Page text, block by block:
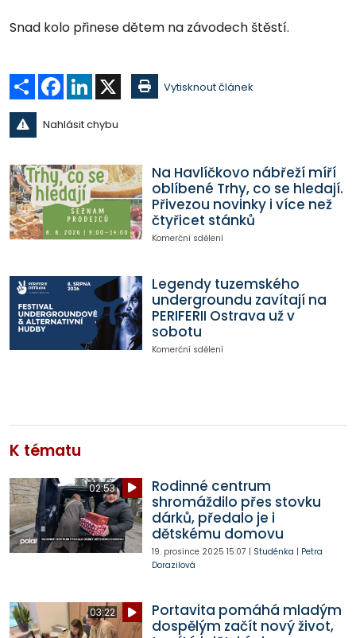
Snad kolo přinese dětem na závodech štěstí.
Sdílet Facebook
LinkedIn Vytisknout článek
Nahlásit chybu
Na Havlíčkovo nábřeží míří
oblíbené Trhy, co se hledají.
Přivezou novinky i více než
čtyřicet stánků
Komerční sdělení
Legendy tuzemského
undergroundu zavítají na
PERIFERII Ostrava už v
sobotu
Komerční sdělení
K tématu
02:53
Rodinné centrum
shromáždilo přes stovku
dárků, předalo je i
dětskému domovu
19. prosince 2025 15:07 | Studénka | Petra
Dorazilová
03:22
Portavita pomáhá mladým
dospělým začít nový život,